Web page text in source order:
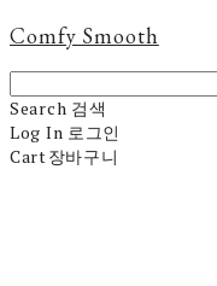
Comfy Smooth
Search 검색
Log In 로그인
Cart장바구니